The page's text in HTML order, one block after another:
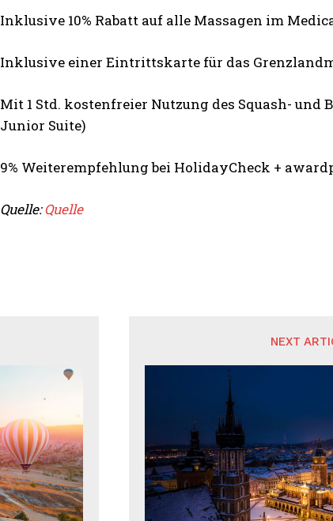
Inklusive 10% Rabatt auf alle Massagen im
Inklusive einer Eintrittskarte für das
Mit 1 Std. kostenfreier Nutzung des Squash-
Junior Suite)
9% Weiterempfehlung bei HolidayCheck +
Quelle:Quelle
NEXT